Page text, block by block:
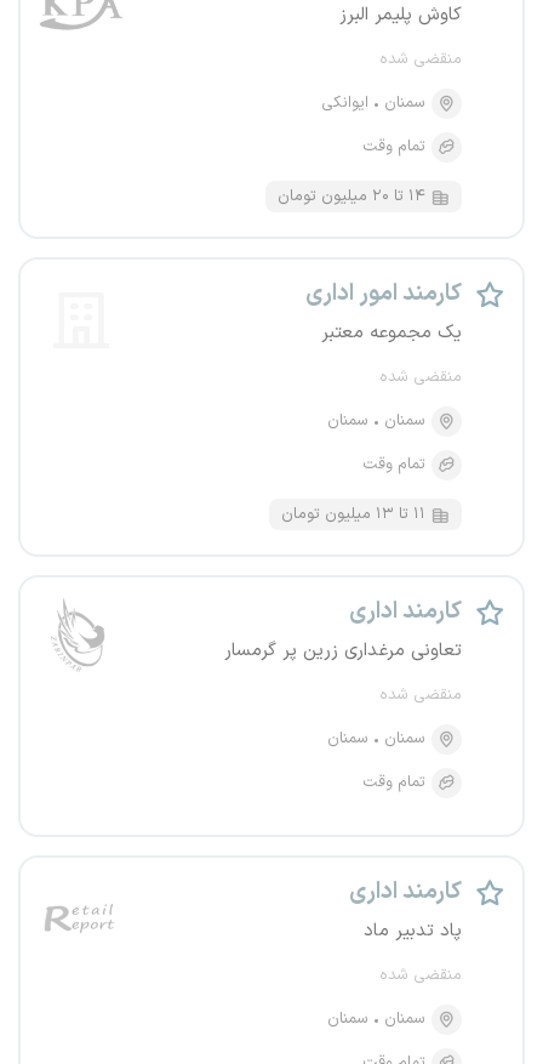
کاوش پلیمر البرز
منقضی شده
سمنان
ایوانکی
تمام وقت
۱۴ تا ۲۰ میلیون تومان
کارمند امور اداری
یک مجموعه معتبر
منقضی شده
سمنان
سمنان
تمام وقت
۱۱ تا ۱۳ میلیون تومان
کارمند اداری
تعاونی مرغداری زرین پر گرمسار
منقضی شده
سمنان
سمنان
تمام وقت
کارمند اداری
پاد تدبیر ماد
منقضی شده
سمنان
سمنان